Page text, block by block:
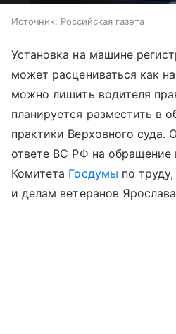
Источник: Российская газета
Установка на машине
может расцениваться как
можно лишить водителя
планируется разместить в
практики Верховного суда.
ответе ВС РФ на обращение
Комитета Госдумы по
и делам ветеранов